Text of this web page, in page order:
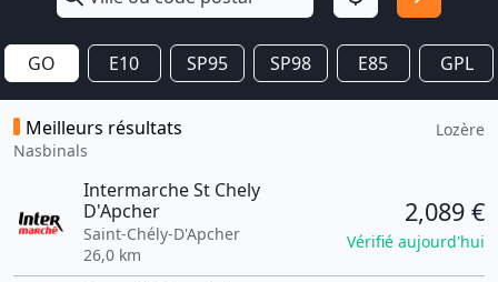
GO E10 SP95 SP98 E85 GPL
Meilleurs résultats
Nasbinals
Lozère
Intermarche St Chely
D'Apcher
Saint-Chély-D'Apcher
26,0 km
2,089 €
Vérifié aujourd'hui